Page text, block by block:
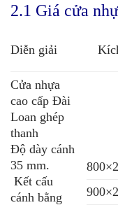
2.1 Giá cửa
Diễn giải
Cửa nhựa
cao cấp Đài
Loan ghép
thanh
Độ dày cánh
35 mm.
Kết cấu
cánh bằng